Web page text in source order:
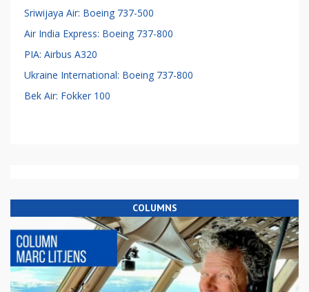
Sriwijaya Air: Boeing 737-500
Air India Express: Boeing 737-800
PIA: Airbus A320
Ukraine International: Boeing 737-800
Bek Air: Fokker 100
COLUMNS